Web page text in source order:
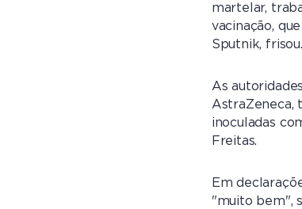
martelar,
vacinação,
Sputnik, frisou.
As
AstraZeneca,
inoculadas
Freitas.
Em
"muito bem",